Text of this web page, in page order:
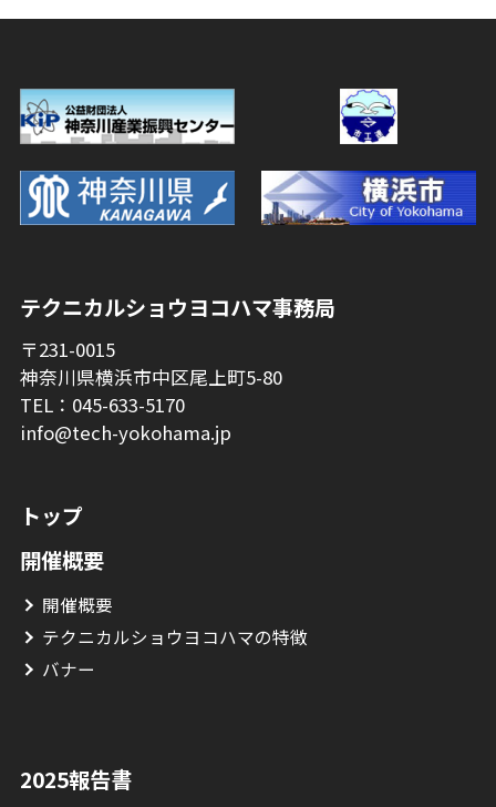
テクニカルショウヨコハマ事務局
〒231-0015
神奈川県横浜市中区尾上町5-80
TEL：045-633-5170
info@tech-yokohama.jp
トップ
開催概要
開催概要
テクニカルショウヨコハマの特徴
バナー
2025報告書